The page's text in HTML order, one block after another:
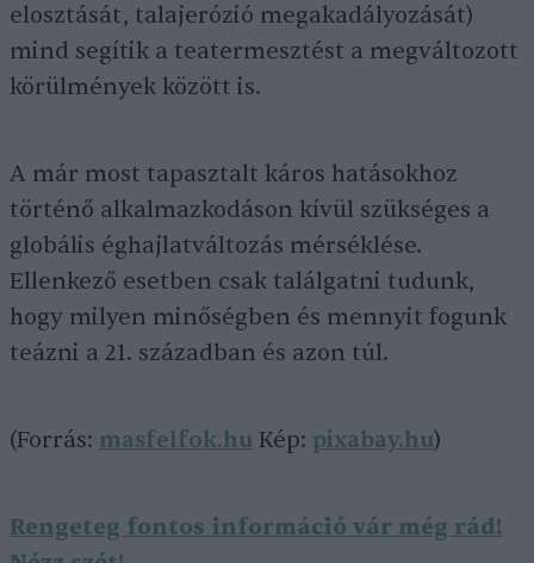
elosztását, talajerózió megakadályozását)
mind segítik a teatermesztést a megváltozott
körülmények között is.
A már most tapasztalt káros hatásokhoz
történő alkalmazkodáson kívül szükséges a
globális éghajlatváltozás mérséklése.
Ellenkező esetben csak találgatni tudunk,
hogy milyen minőségben és mennyit fogunk
teázni a 21. században és azon túl.
(Forrás: masfelfok.hu Kép: pixabay.hu)
Rengeteg fontos információ vár még rád!